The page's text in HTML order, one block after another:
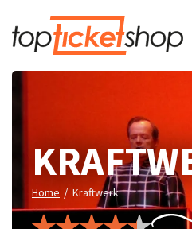
Home / Kraftwerk